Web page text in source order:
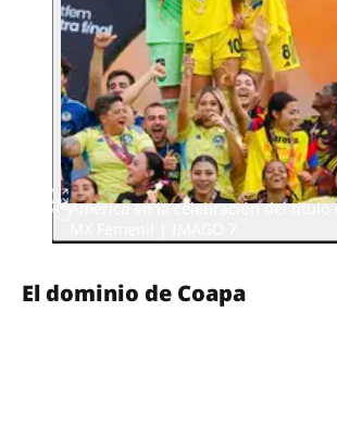
América en la celebración del título
El dominio de Coapa